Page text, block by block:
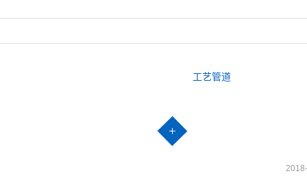
工艺管道